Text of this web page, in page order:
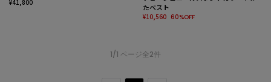
¥41,800
たベスト
¥10,560 60%OFF
1/1 ページ全2件